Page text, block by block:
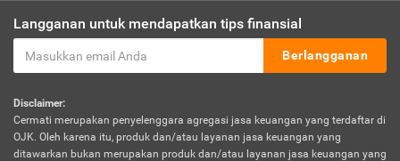
Langganan untuk mendapatkan tips finansial
Berlangganan
Disclaimer:
Cermati merupakan penyelenggara agregasi jasa keuangan yang terdaftar di
OJK. Oleh karena itu, produk dan/atau layanan jasa keuangan yang
ditawarkan bukan merupakan produk dan/atau layanan jasa keuangan yang